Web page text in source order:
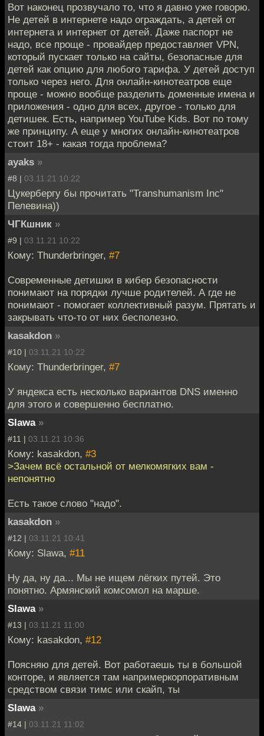
Вот наконец прозвучало то, что я давно уже говорю.
Не детей в интернете надо ограждать, а детей от
интернета и интернет от детей. Даже паспорт не
надо, все проще - провайдер предоставляет VPN,
который пускает только на сайты, безопасные для
детей как опцию для любого тарифа. У детей доступ
только через него. Для онлайн-кинотеатров еще
проще - можно вообще разделить доменные имена и
приложения - одно для всех, другое - только для
детишек. Есть, например YouTube Kids. Вот по тому
же принципу. А еще у многих онлайн-кинотеатров
стоит 18+ - какая тогда проблема?
ayaks »
#8 | 03.11.21 10:22
Цукербергу бы прочитать "Transhumanism Inc"
Пелевина))
ЧГКшник »
#9 | 03.11.21 10:22
Кому: Thunderbringer, #7
Современные детишки в кибер безопасности
понимают на порядки лучше родителей. А где не
понимают - помогает коллективный разум. Прятать и
закрывать что-то от них бесполезно.
kasakdon »
#10 | 03.11.21 10:22
Кому: Thunderbringer, #7
У яндекса есть несколько вариантов DNS именно
для этого и совершенно бесплатно.
Slawa »
#11 | 03.11.21 10:36
Кому: kasakdon, #3
>Зачем всё остальной от мелкомягких вам -
непонятно
Есть такое слово "надо".
kasakdon »
#12 | 03.11.21 10:41
Кому: Slawa, #11
Ну да, ну да... Мы не ищем лёгких путей. Это
понятно. Армянский комсомол на марше.
Slawa »
#13 | 03.11.21 11:00
Кому: kasakdon, #12
Поясняю для детей. Вот работаешь ты в большой
конторе, и является там напримеркорпоративным
средством связи тимс или скайп, ты
Slawa »
#14 | 03.11.21 11:02